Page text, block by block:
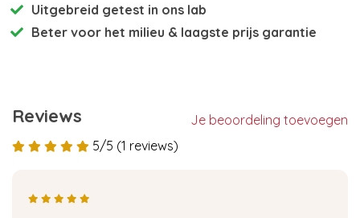
Uitgebreid getest in ons lab
Beter voor het milieu & laagste prijs garantie
Reviews
Je beoordeling toevoegen
5/5 (1 reviews)